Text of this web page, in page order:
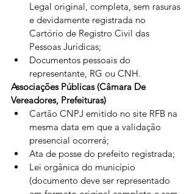
Legal original, completa, sem rasuras
e devidamente registrada no
Cartório de Registro Civil das
Pessoas Jurídicas;
Documentos pessoais do
representante, RG ou CNH.
Associações Públicas (Câmara De
Vereadores, Prefeituras)
Cartão CNPJ emitido no site RFB na
mesma data em que a validação
presencial ocorrerá;
Ata de posse do prefeito registrada;
Lei orgânica do município
(documento deve ser representado